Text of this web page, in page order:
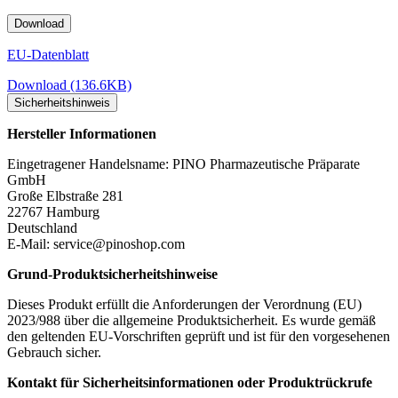
Download
EU-Datenblatt
Download (136.6KB)
Sicherheitshinweis
Hersteller Informationen
Eingetragener Handelsname: PINO Pharmazeutische Präparate
GmbH
Große Elbstraße 281
22767 Hamburg
Deutschland
E-Mail: service@pinoshop.com
Grund-Produktsicherheitshinweise
Dieses Produkt erfüllt die Anforderungen der Verordnung (EU)
2023/988 über die allgemeine Produktsicherheit. Es wurde gemäß
den geltenden EU-Vorschriften geprüft und ist für den vorgesehenen
Gebrauch sicher.
Kontakt für Sicherheitsinformationen oder Produktrückrufe